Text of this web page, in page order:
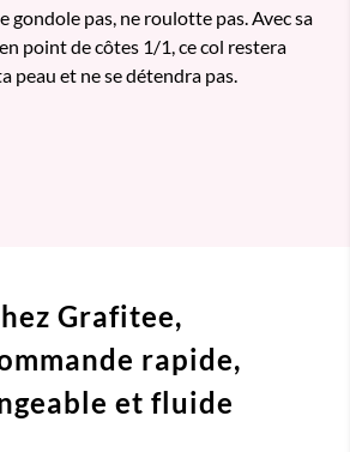
gondole pas, ne roulotte pas. Avec sa
point de côtes 1/1, ce col restera
peau et ne se détendra pas.
Grafitee,
rapide,
et fluide